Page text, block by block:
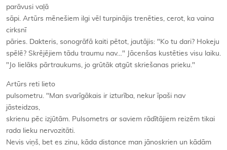
parāvusi vaļā
sāpi. Artūrs mēnešiem ilgi vēl turpinājis trenēties, cerot, ka vaina
cirksnī
pāries. Dakteris, sonogrāfā kaiti pētot, jautājis: "Ko tu dari? Hokeju
spēlē? Skrējējiem tādu traumu nav…" Jācenšas kustēties visu laiku.
"Jo lielāks pārtraukums, jo grūtāk atgūt skriešanas prieku."
Artūrs reti lieto
pulsometru. "Man svarīgākais ir izturība, nekur īpaši nav
jāsteidzas,
skrienu pēc izjūtām. Pulsometrs ar saviem rādītājiem reizēm tikai
rada lieku nervozitāti.
Nevis viņš, bet es zinu, kāda distance man jānoskrien un kādām